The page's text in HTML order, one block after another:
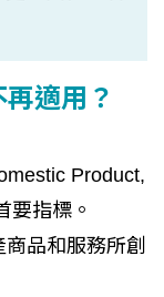
適用？
Product,
要指標。
品和服務所創